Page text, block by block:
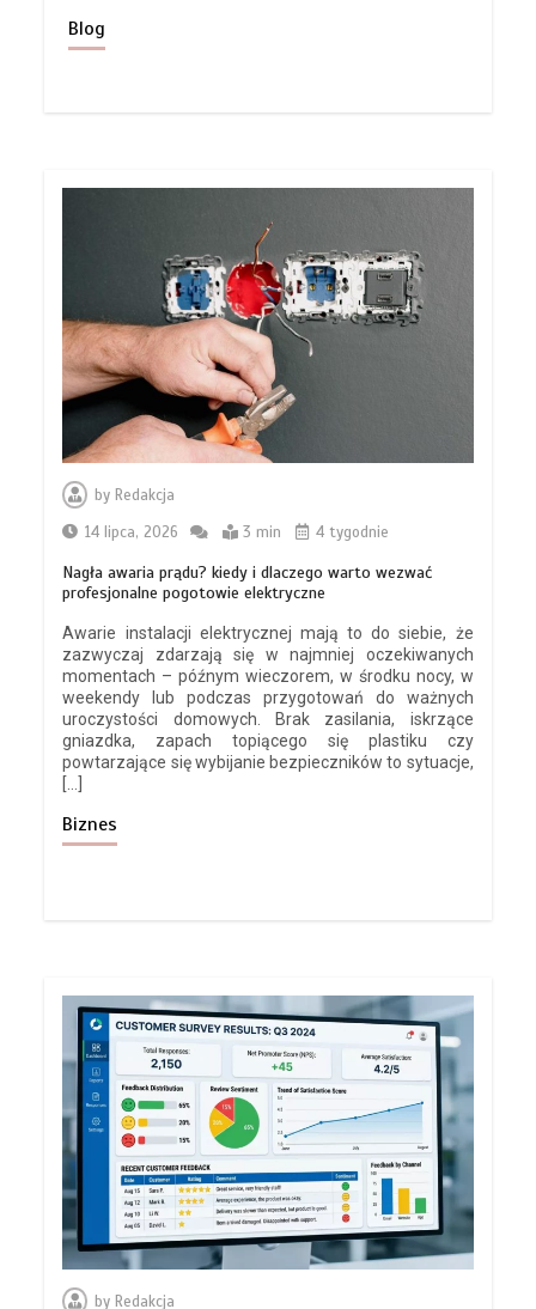
Blog
byRedakcja
14 lipca, 2026
3 min 4 tygodnie
Nagła awaria prądu? kiedy i dlaczego warto wezwać
profesjonalne pogotowie elektryczne
Awarie instalacji elektrycznej mają to do siebie, że
zazwyczaj zdarzają się w najmniej oczekiwanych
momentach – późnym wieczorem, w środku nocy, w
weekendy lub podczas przygotowań do ważnych
uroczystości domowych. Brak zasilania, iskrzące
gniazdka, zapach topiącego się plastiku czy
powtarzające się wybijanie bezpieczników to sytuacje,
[…]
Biznes
by Redakcja